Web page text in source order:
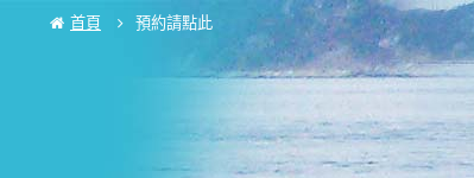
首頁 預約請點此